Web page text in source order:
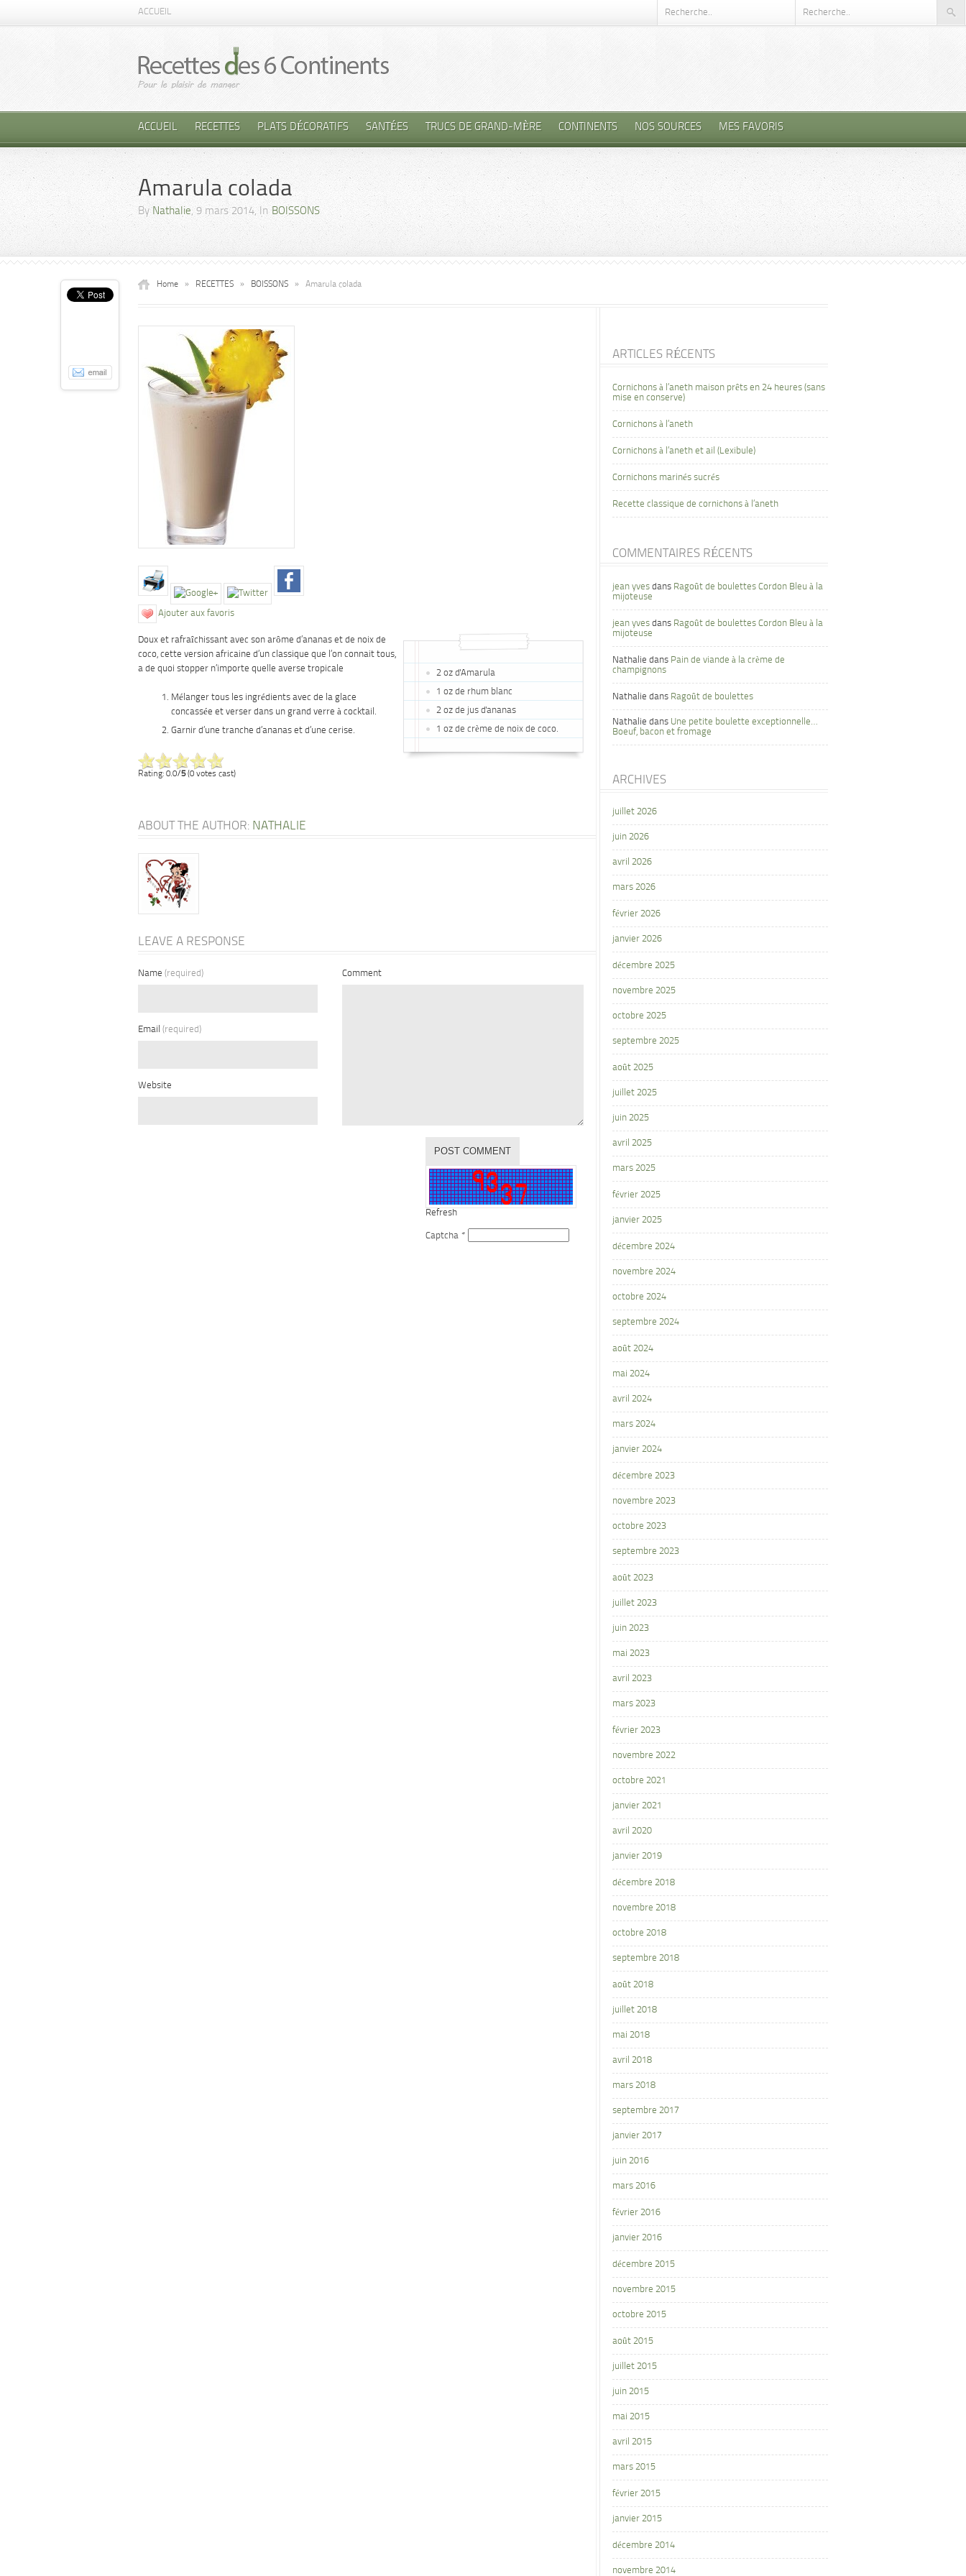
ACCUEIL
ACCUEIL RECETTES PLATS DÉCORATIFS SANTÉES TRUCS DE GRAND-MÈRE CONTINENTS NOS SOURCES MES FAVORIS
Amarula colada
By Nathalie, 9 mars 2014, In BOISSONS
Home » RECETTES » BOISSONS » Amarula colada
Ajouter aux favoris
2 oz d'Amarula
1 oz de rhum blanc
2 oz de jus d'ananas
1 oz de crème de noix de coco.
Doux et rafraîchissant avec son arôme d’ananas et de noix de
coco, cette version africaine d’un classique que l’on connait tous,
a de quoi stopper n’importe quelle averse tropicale
Mélanger tous les ingrédients avec de la glace
concassée et verser dans un grand verre à cocktail.
Garnir d’une tranche d’ananas et d’une cerise.
Rating: 0.0/5(0 votes cast)
ABOUT THE AUTHOR: NATHALIE
LEAVE A RESPONSE
Name (required)
Email (required)
Website
Comment
Refresh
Captcha *
ARTICLES RÉCENTS
Cornichons à l’aneth maison prêts en 24 heures (sans
mise en conserve)
Cornichons à l’aneth
Cornichons à l’aneth et ail (Lexibule)
Cornichons marinés sucrés
Recette classique de cornichons à l’aneth
COMMENTAIRES RÉCENTS
jean yves dans Ragoût de boulettes Cordon Bleu à la
mijoteuse
jean yves dans Ragoût de boulettes Cordon Bleu à la
mijoteuse
Nathalie dans Pain de viande à la crème de
champignons
Nathalie dans Ragoût de boulettes
Nathalie dans Une petite boulette exceptionnelle…
Boeuf, bacon et fromage
ARCHIVES
juillet 2026
juin 2026
avril 2026
mars 2026
février 2026
janvier 2026
décembre 2025
novembre 2025
octobre 2025
septembre 2025
août 2025
juillet 2025
juin 2025
avril 2025
mars 2025
février 2025
janvier 2025
décembre 2024
novembre 2024
octobre 2024
septembre 2024
août 2024
mai 2024
avril 2024
mars 2024
janvier 2024
décembre 2023
novembre 2023
octobre 2023
septembre 2023
août 2023
juillet 2023
juin 2023
mai 2023
avril 2023
mars 2023
février 2023
novembre 2022
octobre 2021
janvier 2021
avril 2020
janvier 2019
décembre 2018
novembre 2018
octobre 2018
septembre 2018
août 2018
juillet 2018
mai 2018
avril 2018
mars 2018
septembre 2017
janvier 2017
juin 2016
mars 2016
février 2016
janvier 2016
décembre 2015
novembre 2015
octobre 2015
août 2015
juillet 2015
juin 2015
mai 2015
avril 2015
mars 2015
février 2015
janvier 2015
décembre 2014
novembre 2014